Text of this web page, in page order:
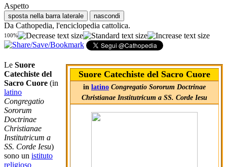
Aspetto
sposta nella barra laterale nascondi
Da Cathopedia, l'enciclopedia cattolica.
100%
Suore Catechiste del Sacro Cuore
in latino Congregatio Sororum Doctrinae
Christianae Institutricum a SS. Corde Iesu
Le Suore
Catechiste del
Sacro Cuore (in
latino
Congregatio
Sororum
Doctrinae
Christianae
Institutricum a
SS. Corde Iesu)
sono un istituto
religioso